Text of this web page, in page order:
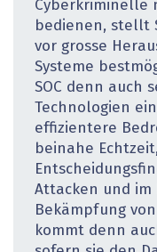
Cyberkriminelle
bedienen, stellt
vor grosse
Systeme
SOC denn auch
Technologien
effizientere
beinahe
Attacken und
Bekämpfung
kommt denn